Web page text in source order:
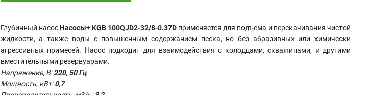
Глубинный насосНасосы+ KGB 100QJD2-32/8-0.37Dприменяется для подъема и перекачивания чистой
жидкости, а также воды с повышенным содержанием песка, но без абразивных или химически
агрессивных примесей. Насос подходит для взаимодействия с колодцами, скважинами, и другими
вместительными резервуарами.
Напряжение, В:220, 50 Гц
Мощность, кВт:0,7